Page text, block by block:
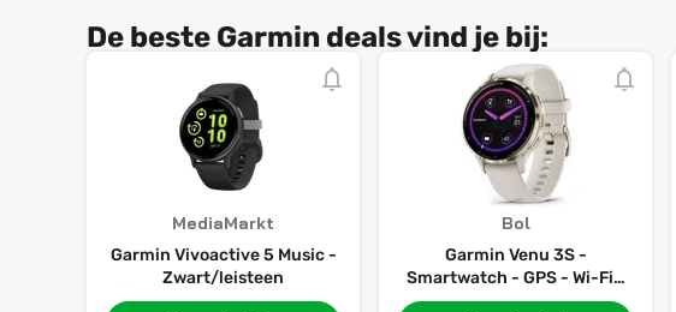
De beste Garmin deals vind je bij:
MediaMarkt
Garmin Vivoactive 5 Music -
Zwart/leisteen
Bol
Garmin Venu 3S -
Smartwatch - GPS - Wi-Fi -
Ivory Soft Gold